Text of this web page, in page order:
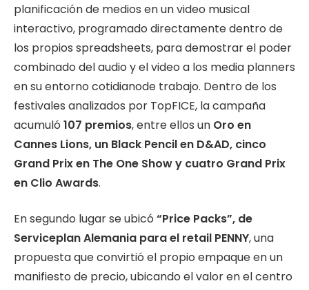
planificación de medios en un video musical
interactivo, programado directamente dentro de
los propios spreadsheets, para demostrar el poder
combinado del audio y el video a los media planners
en su entorno cotidianode trabajo. Dentro de los
festivales analizados por TopFICE, la campaña
acumuló 107 premios, entre ellos un Oro en
Cannes Lions, un Black Pencil en D&AD, cinco
Grand Prix en The One Show y cuatro Grand Prix
en Clio Awards.
En segundo lugar se ubicó “Price Packs”, de
Serviceplan Alemania para el retail PENNY, una
propuesta que convirtió el propio empaque en un
manifiesto de precio, ubicando el valor en el centro